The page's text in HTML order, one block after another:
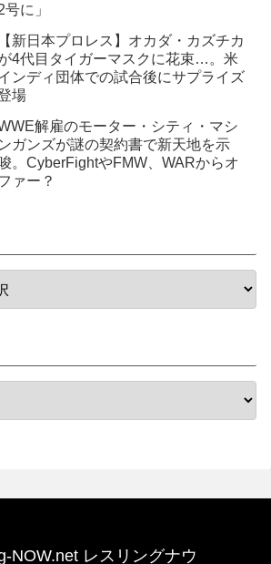
号に」
【新日本プロレス】オカダ・カズチカ
4代目タイガーマスクに花束…。米
ンディ団体での試合後にサプライズ
場
解雇のモーター・シティ・マシ
ンガンズが謎の契約書で新天地を示
唆。CyberFightやFMW、WARからオ
ァー？
NOW.net レスリングナウ